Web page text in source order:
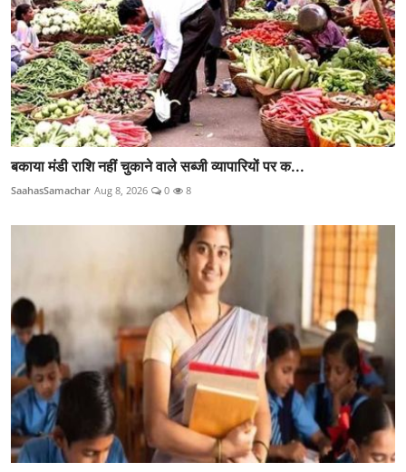
बकाया मंडी राशि नहीं चुकाने वाले सब्जी व्यापारियों पर क...
SaahasSamachar Aug 8, 2026 0 8